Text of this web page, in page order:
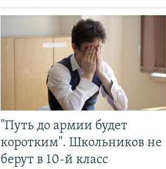
"Путь до армии будет
коротким". Школьников не
берут в 10-й класс